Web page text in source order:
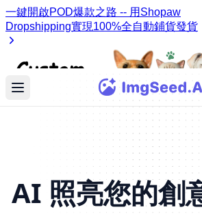
AI 照亮您的創